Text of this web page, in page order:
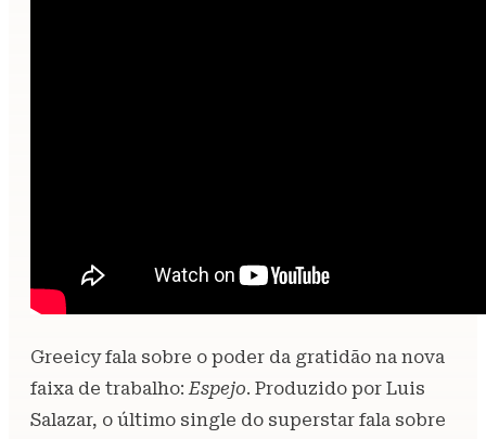
Greeicy fala sobre o poder da gratidão na nova
faixa de trabalho:Espejo. Produzido por Luis
Salazar, o último single do superstar fala sobre